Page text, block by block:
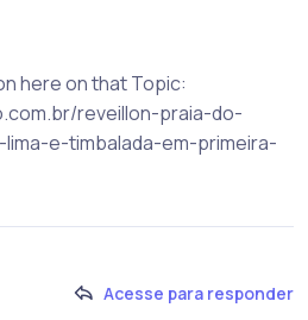
here on that Topic:
reveillon-praia-do-
e-timbalada-em-primeira-
Acesse para responder